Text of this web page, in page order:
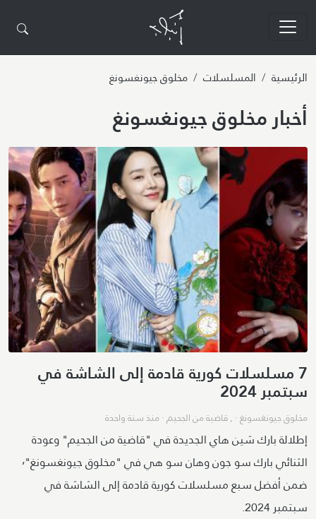
الرئيسية المسلسلات مخلوق جيونغسونغ
أخبار مخلوق جيونغسونغ
7 مسلسلات كورية قادمة إلى الشاشة في
سبتمبر 2024
مخلوق جيونغسونغ· ,قاضية من الجحيم·منذ سنة واحدة
إطلالة بارك شين هاي الجديدة في "قاضية من الجحيم" وعودة
الثنائي بارك سو جون وهان سو هي في "مخلوق جيونغسونغ"٬
ضمن أفضل سبع مسلسلات كورية قادمة إلى الشاشة في
سبتمبر 2024.